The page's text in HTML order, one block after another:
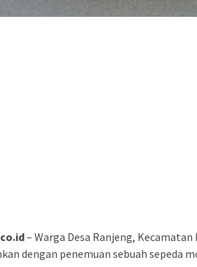
– Warga Desa Ranjeng,
dengan penemuan sebuah sepeda